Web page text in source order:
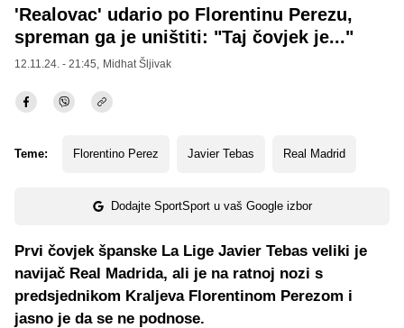
'Realovac' udario po Florentinu Perezu,
spreman ga je uništiti: "Taj čovjek je..."
12.11.24. - 21:45, Midhat Šljivak
Teme: Florentino Perez Javier Tebas Real Madrid
Dodajte SportSport u vaš Google izbor
Prvi čovjek španske La Lige Javier Tebas veliki je
navijač Real Madrida, ali je na ratnoj nozi s
predsjednikom Kraljeva Florentinom Perezom i
jasno je da se ne podnose.